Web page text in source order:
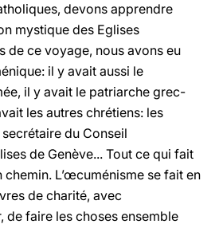
devons apprendre
mystique des Eglises
de ce voyage, nous avons eu
il y avait aussi le
il y avait le patriarche grec-
les autres chrétiens: les
du Conseil
de Genève... Tout ce qui fait
chemin. L’œcuménisme se fait en
de charité, avec
de faire les choses ensemble